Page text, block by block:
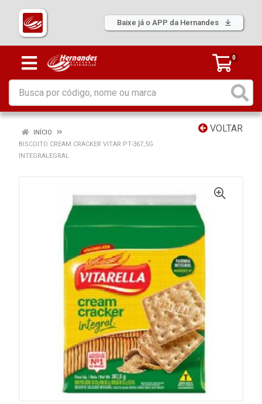
Baixe já o APP da Hernandes
0
VOLTAR
INÍCIO
BISCOITO CREAM CRACKER VITAR PT-367,5G
INTEGRALEGRAL